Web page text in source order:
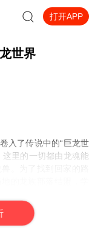
打开APP
世界
入了传说中的“巨龙世
里的一切都由龙魂能
的龙族部落结盟，学